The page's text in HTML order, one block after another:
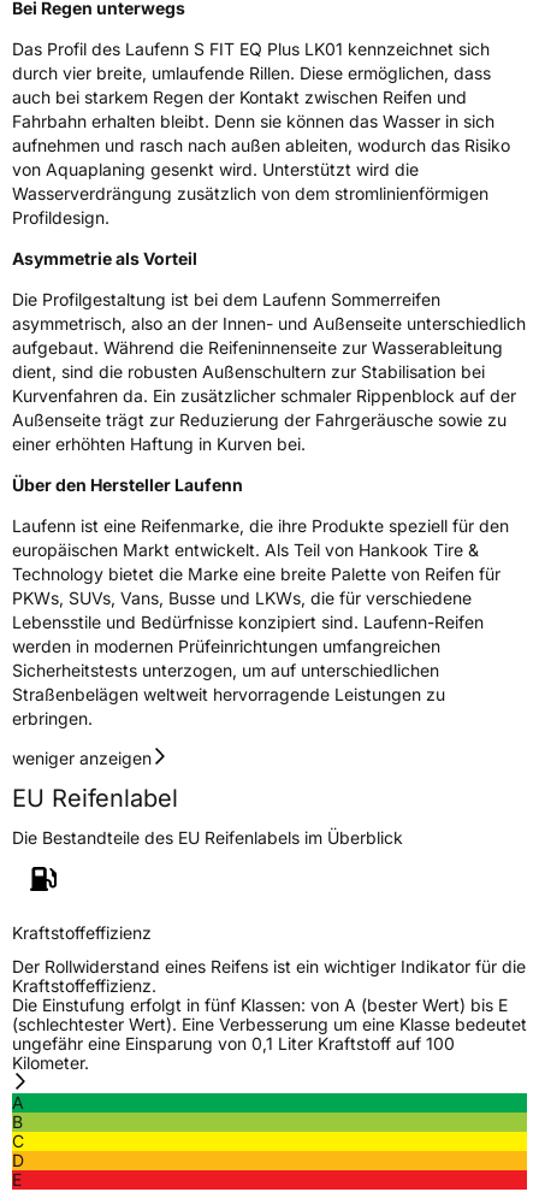
Rollgeräusch (Klasse)
Rollgeräusch (dB)72
Fahrzeugklasse C1
3PMSF / Schneeflockensymbol / Alpine-Symbol Nein
EisgripNein
EPREL ID526133
Allgemeine Produktsicherheit (GPSR)
HerstellerkontaktHankook Tire Europe GmbH, Siemensstr. 14
D-63263 Neu-Isenburg Deutschland,
technik@hankookreifen.de
Bei Regen unterwegs
Das Profil des Laufenn S FIT EQ Plus LK01 kennzeichnet sich
durch vier breite, umlaufende Rillen. Diese ermöglichen, dass
auch bei starkem Regen der Kontakt zwischen Reifen und
Fahrbahn erhalten bleibt. Denn sie können das Wasser in sich
aufnehmen und rasch nach außen ableiten, wodurch das Risiko
von Aquaplaning gesenkt wird. Unterstützt wird die
Wasserverdrängung zusätzlich von dem stromlinienförmigen
Profildesign.
Asymmetrie als Vorteil
Die Profilgestaltung ist bei dem Laufenn Sommerreifen
asymmetrisch, also an der Innen- und Außenseite unterschiedlich
aufgebaut. Während die Reifeninnenseite zur Wasserableitung
dient, sind die robusten Außenschultern zur Stabilisation bei
Kurvenfahren da. Ein zusätzlicher schmaler Rippenblock auf der
Außenseite trägt zur Reduzierung der Fahrgeräusche sowie zu
einer erhöhten Haftung in Kurven bei.
Über den Hersteller Laufenn
Laufenn ist eine Reifenmarke, die ihre Produkte speziell für den
europäischen Markt entwickelt. Als Teil von Hankook Tire &
Technology bietet die Marke eine breite Palette von Reifen für
PKWs, SUVs, Vans, Busse und LKWs, die für verschiedene
Lebensstile und Bedürfnisse konzipiert sind. Laufenn-Reifen
werden in modernen Prüfeinrichtungen umfangreichen
Sicherheitstests unterzogen, um auf unterschiedlichen
Straßenbelägen weltweit hervorragende Leistungen zu
erbringen.
weniger anzeigen
EU Reifenlabel
Die Bestandteile des EU Reifenlabels im Überblick
Kraftstoffeffizienz
Der Rollwiderstand eines Reifens ist ein wichtiger Indikator für die
Kraftstoffeffizienz.
Die Einstufung erfolgt in fünf Klassen: von A (bester Wert) bis E
(schlechtester Wert). Eine Verbesserung um eine Klasse bedeutet
ungefähr eine Einsparung von 0,1 Liter Kraftstoff auf 100
Kilometer.
A
B
C
D
E